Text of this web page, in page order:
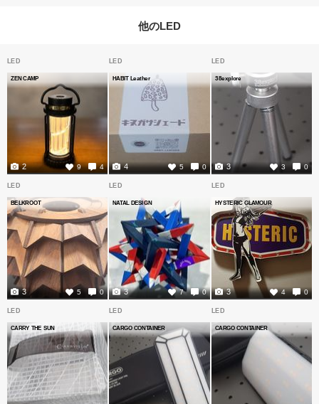
他のLED
LED
ZEN CAMP
9 4
2
LED
HABIT Leather
5 0
4
LED
38explore
3 0
3
LED
BELKROOT
5 0
3
LED
NATAL DESIGN
7 0
3
LED
HYSTERIC GLAMOUR
4 0
3
LED
CARRY THE SUN
LED
CARGO CONTAINER
LED
CARGO CONTAINER